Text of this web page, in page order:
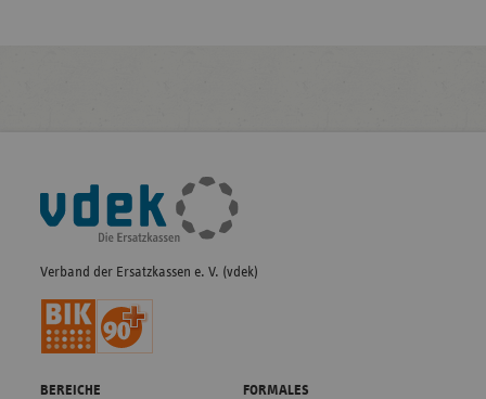
Fußleisten-
Navigation
Verband der Ersatzkassen e. V. (vdek)
BEREICHE FORMALES